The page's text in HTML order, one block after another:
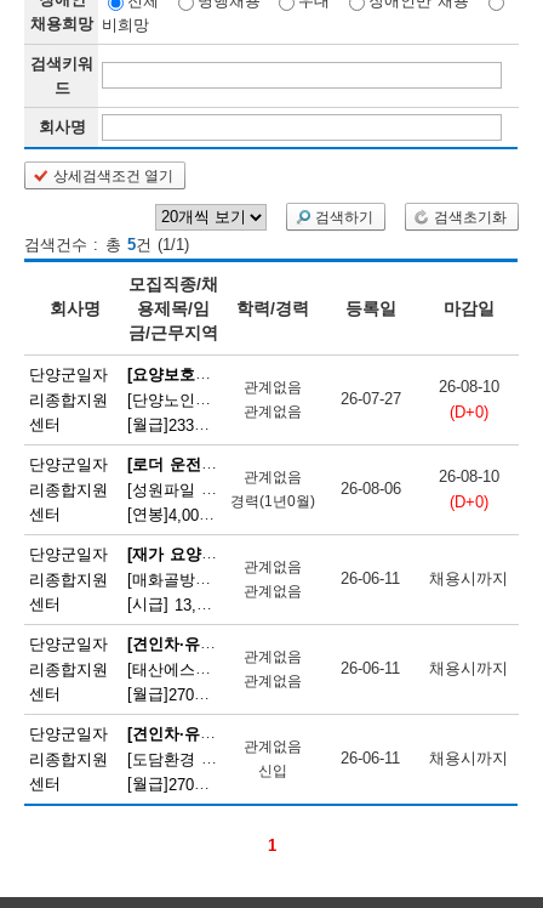
채용희망 비희망
검색키워
드
회사명
상세검색조건 열기
검색하기 검색초기화
검색건수 : 총 5건 (1/1)
회사명
모집직종/채
용제목/임
금/근무지역
학력/경력 등록일 마감일
단양군일자
리종합지원
센터
[요양보호사(노인요양사)]
[단양노인전문요양원] 직원 채용 재공고(요양보호사)
[월급] 233만원
관계없음
관계없음
26-07-27
26-08-10
(D+0)
단양군일자
리종합지원
센터
[로더 운전원(페이로더 운전원)]
[성원파일 주식회사] 로더기사 운전원 채용(자격증소지자/ 정규직)
[연봉]4,000만원 충청북도 단양군 매포읍 단양산업단지2로 47
관계없음
경력(1년0월)
26-08-06
26-08-10
(D+0)
단양군일자
리종합지원
센터
[재가 요양보호사]
[매화골방문요양센터] 재가요양보호사 모집
[시급] 13,400원 |
관계없음
관계없음
26-06-11 채용시까지
단양군일자
리종합지원
센터
[견인차·유조차·구난차·청소차 등 특수차 운전원]
[태산에스디엠] 노면청소차 운전원 모집
[월급] 270만원
관계없음
관계없음
26-06-11 채용시까지
단양군일자
리종합지원
센터
[견인차·유조차·구난차·청소차 등 특수차 운전원]
[도담환경 주식회사] 정화조 청소차량(버큠로리) 운전 및 작업원 모집
[월급] 270만원
관계없음
신입
26-06-11 채용시까지
1
보
오
등
채
용
정
보
오
늘
마
감
되
는
채
용